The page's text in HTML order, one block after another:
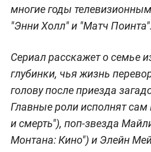
многие годы
"Энни Холл" и "Матч Поинта".
Сериал расскажет о семье
глубинки, чья жизнь
голову после приезда
Главные роли исполнят
и смерть"), поп-звезда
Монтана: Кино") и Элейн